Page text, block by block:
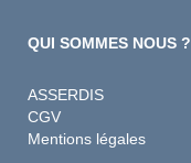
QUI SOMMES NOUS ?
ASSERDIS
CGV
Mentions légales